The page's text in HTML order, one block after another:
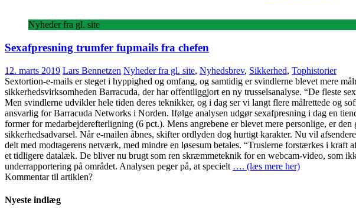
Nyheder fra gl. site
Sexafpresning trumfer fupmails fra chefen
12. marts 2019 Lars Bennetzen Nyheder fra gl. site, Nyhedsbrev, Sikkerhed, Tophistorier
Sextortion-e-mails er steget i hyppighed og omfang, og samtidig er svindlerne blevet mere
sikkerhedsvirksomheden Barracuda, der har offentliggjort en ny trusselsanalyse. “De fleste
Men svindlerne udvikler hele tiden deres teknikker, og i dag ser vi langt flere målrettede og
ansvarlig for Barracuda Networks i Norden. Ifølge analysen udgør sexafpresning i dag en
former for medarbejderefterligning (6 pct.). Mens angrebene er blevet mere personlige, er
sikkerhedsadvarsel. Når e-mailen åbnes, skifter ordlyden dog hurtigt karakter. Nu vil
delt med modtagerens netværk, med mindre en løsesum betales. “Truslerne forstærkes i
et tidligere datalæk. De bliver nu brugt som ren skræmmeteknik for en webcam-video, som
underrapportering på området. Analysen peger på, at specielt …. (læs mere her)
Kommentar til artiklen?
Nyeste indlæg